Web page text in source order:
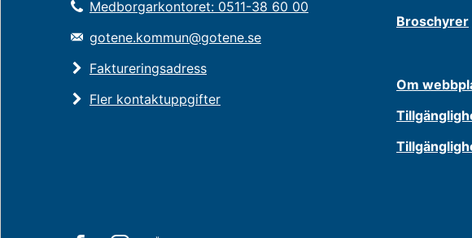
Medborgarkontoret: 0511-38 60 00
gotene.kommun@gotene.se
Faktureringsadress
Fler kontaktuppgifter
Broschyrer
Om